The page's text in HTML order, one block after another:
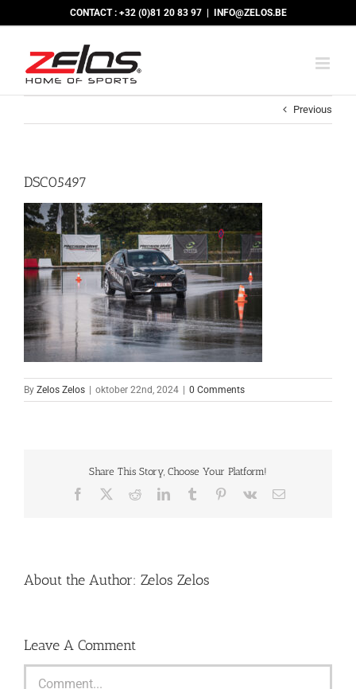
CONTACT : +32 (0)81 20 83 97 INFO@ZELOS.BE
Previous
DSC05497
By Zelos Zelos oktober 22nd, 2024 0 Comments
Share This Story, Choose Your Platform!
Facebook RedditLinkedInTumblr Pinterest
Vk Email
About the Author: Zelos Zelos
Leave A Comment